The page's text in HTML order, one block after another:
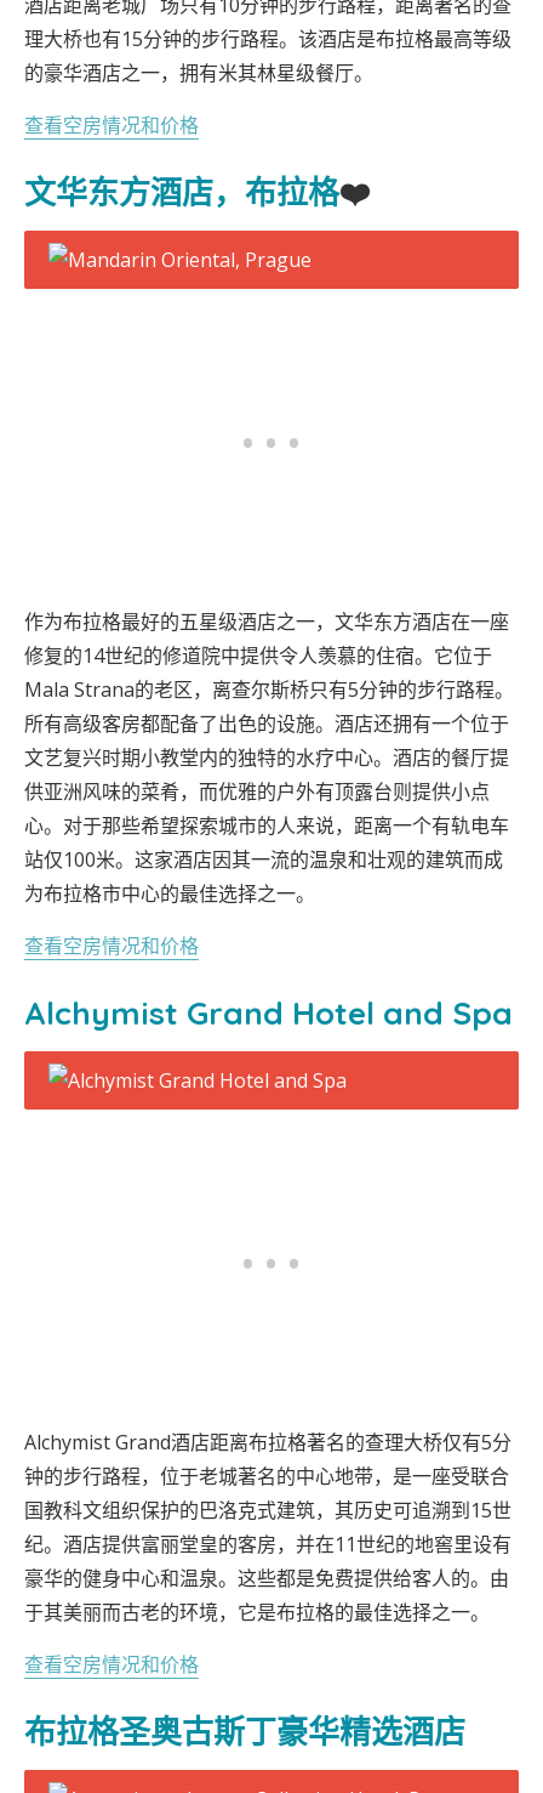
理大桥也有15分钟的步行路程。该酒店是布拉格最高等级
的豪华酒店之一，拥有米其林星级餐厅。
查看空房情况和价格
文华东方酒店，布拉格❤️
作为布拉格最好的五星级酒店之一，文华东方酒店在一座
修复的14世纪的修道院中提供令人羡慕的住宿。它位于
Mala Strana的老区，离查尔斯桥只有5分钟的步行路程。
所有高级客房都配备了出色的设施。酒店还拥有一个位于
文艺复兴时期小教堂内的独特的水疗中心。酒店的餐厅提
供亚洲风味的菜肴，而优雅的户外有顶露台则提供小点
心。对于那些希望探索城市的人来说，距离一个有轨电车
站仅100米。这家酒店因其一流的温泉和壮观的建筑而成
为布拉格市中心的最佳选择之一。
查看空房情况和价格
Alchymist Grand Hotel and Spa
Alchymist Grand酒店距离布拉格著名的查理大桥仅有5分
钟的步行路程，位于老城著名的中心地带，是一座受联合
国教科文组织保护的巴洛克式建筑，其历史可追溯到15世
纪。酒店提供富丽堂皇的客房，并在11世纪的地窖里设有
豪华的健身中心和温泉。这些都是免费提供给客人的。由
于其美丽而古老的环境，它是布拉格的最佳选择之一。
查看空房情况和价格
布拉格圣奥古斯丁豪华精选酒店